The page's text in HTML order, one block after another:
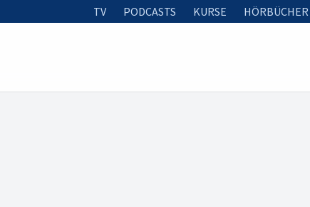
TV PODCASTS KURSE HÖRBÜCHER